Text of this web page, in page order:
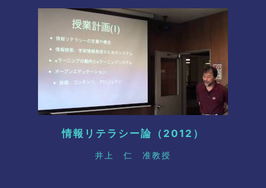
情報リテラシー論（2012）
井上 仁 准教授